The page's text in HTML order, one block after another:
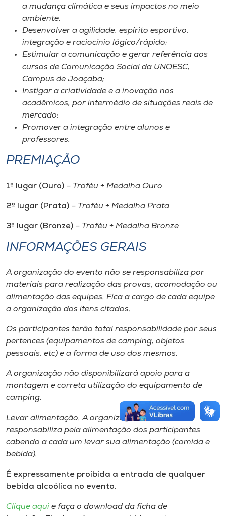
a mudança climática e seus impactos no meio
ambiente.
Desenvolver a agilidade, espírito esportivo,
integração e raciocínio lógico/rápido;
Estimular a comunicação e gerar referência aos
cursos de Comunicação Social da UNOESC,
Campus de Joaçaba;
Instigar a criatividade e a inovação nos
acadêmicos, por intermédio de situações reais de
mercado;
Promover a integração entre alunos e
professores.
PREMIAÇÃO
1º lugar (Ouro) – Troféu + Medalha Ouro
2º lugar (Prata) – Troféu + Medalha Prata
3º lugar (Bronze) – Troféu + Medalha Bronze
INFORMAÇÕES GERAIS
A organização do evento não se responsabiliza por
materiais para realização das provas, acomodação ou
alimentação das equipes. Fica a cargo de cada equipe
a organização dos itens citados.
Os participantes terão total responsabilidade por seus
pertences (equipamentos de camping, objetos
pessoais, etc) e a forma de uso dos mesmos.
A organização não disponibilizará apoio para a
montagem e correta utilização do equipamento de
camping.
Levar alimentação. A organização não se
responsabiliza pela alimentação dos participantes
cabendo a cada um levar sua alimentação (comida e
bebida).
É expressamente proibida a entrada de qualquer
bebida alcoólica no evento.
Clique aqui e faça o download da ficha de